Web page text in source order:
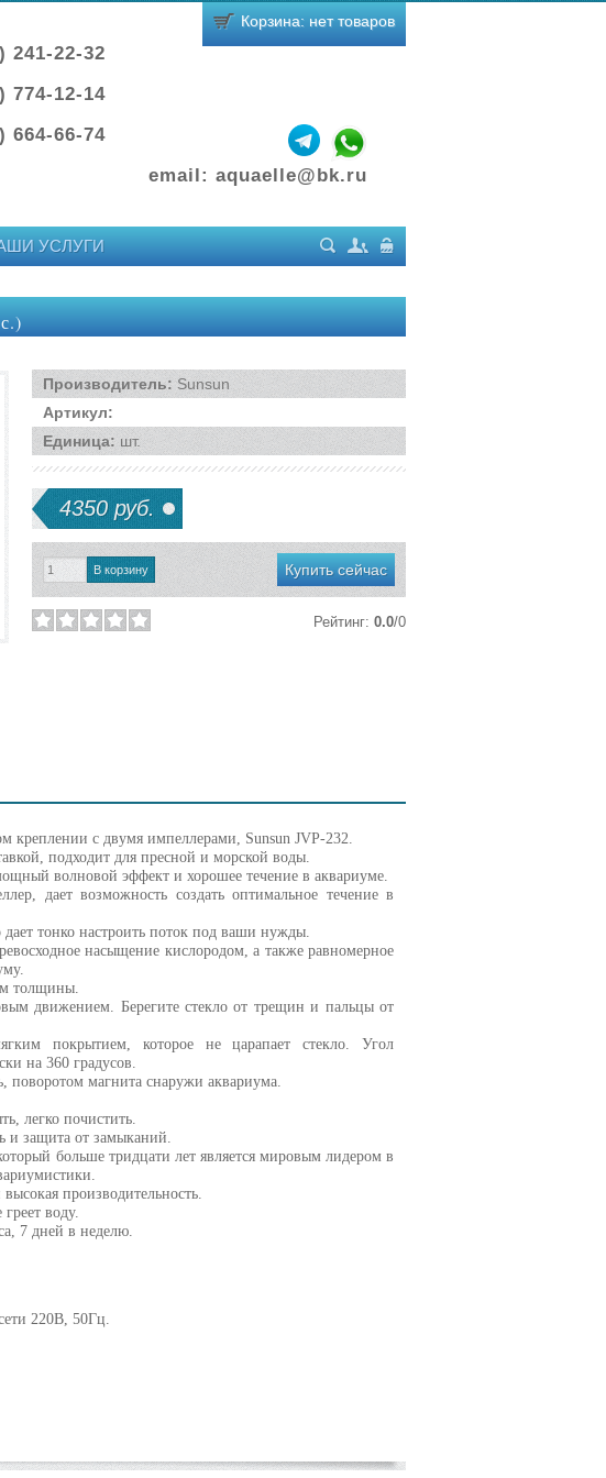
241-22-32
774-12-14
664-66-74
email: aquaelle@bk.ru
Корзина: нет товаров
УСЛУГИ Поиск Регистрация
Производитель: Sunsun
Артикул:
Единица: шт.
4350 руб.
Купить сейчас
Рейтинг: 0.0/0
креплении с двумя импеллерами, Sunsun JVP-232.
подходит для пресной и морской воды.
волновой эффект и хорошее течение в аквариуме.
дает возможность создать оптимальное течение в
тонко настроить поток под ваши нужды.
насыщение кислородом, а также равномерное
толщины.
движением. Берегите стекло от трещин и пальцы от
покрытием, которое не царапает стекло. Угол
на 360 градусов.
поворотом магнита снаружи аквариума.
легко почистить.
и защита от замыканий.
больше тридцати лет является мировым лидером в
производительность.
воду.
7 дней в неделю.
220В, 50Гц.